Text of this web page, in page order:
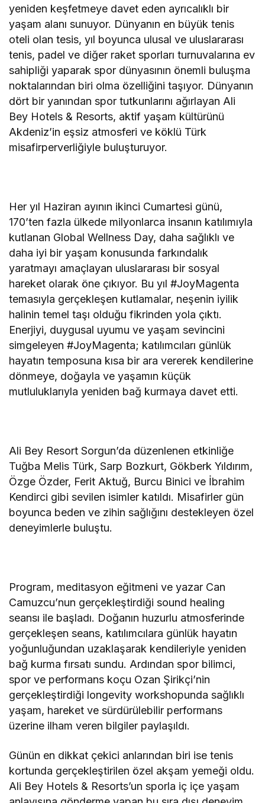
yeniden keşfetmeye davet eden ayrıcalıklı bir
yaşam alanı sunuyor. Dünyanın en büyük tenis
oteli olan tesis, yıl boyunca ulusal ve uluslararası
tenis, padel ve diğer raket sporları turnuvalarına ev
sahipliği yaparak spor dünyasının önemli buluşma
noktalarından biri olma özelliğini taşıyor. Dünyanın
dört bir yanından spor tutkunlarını ağırlayan Ali
Bey Hotels & Resorts, aktif yaşam kültürünü
Akdeniz’in eşsiz atmosferi ve köklü Türk
misafirperverliğiyle buluşturuyor.
Her yıl Haziran ayının ikinci Cumartesi günü,
170’ten fazla ülkede milyonlarca insanın katılımıyla
kutlanan Global Wellness Day, daha sağlıklı ve
daha iyi bir yaşam konusunda farkındalık
yaratmayı amaçlayan uluslararası bir sosyal
hareket olarak öne çıkıyor. Bu yıl #JoyMagenta
temasıyla gerçekleşen kutlamalar, neşenin iyilik
halinin temel taşı olduğu fikrinden yola çıktı.
Enerjiyi, duygusal uyumu ve yaşam sevincini
simgeleyen #JoyMagenta; katılımcıları günlük
hayatın temposuna kısa bir ara vererek kendilerine
dönmeye, doğayla ve yaşamın küçük
mutluluklarıyla yeniden bağ kurmaya davet etti.
Ali Bey Resort Sorgun’da düzenlenen etkinliğe
Tuğba Melis Türk, Sarp Bozkurt, Gökberk Yıldırım,
Özge Özder, Ferit Aktuğ, Burcu Binici ve İbrahim
Kendirci gibi sevilen isimler katıldı. Misafirler gün
boyunca beden ve zihin sağlığını destekleyen özel
deneyimlerle buluştu.
Program, meditasyon eğitmeni ve yazar Can
Camuzcu’nun gerçekleştirdiği sound healing
seansı ile başladı. Doğanın huzurlu atmosferinde
gerçekleşen seans, katılımcılara günlük hayatın
yoğunluğundan uzaklaşarak kendileriyle yeniden
bağ kurma fırsatı sundu. Ardından spor bilimci,
spor ve performans koçu Ozan Şirikçi’nin
gerçekleştirdiği longevity workshopunda sağlıklı
yaşam, hareket ve sürdürülebilir performans
üzerine ilham veren bilgiler paylaşıldı.
Günün en dikkat çekici anlarından biri ise tenis
kortunda gerçekleştirilen özel akşam yemeği oldu.
Ali Bey Hotels & Resorts’un sporla iç içe yaşam